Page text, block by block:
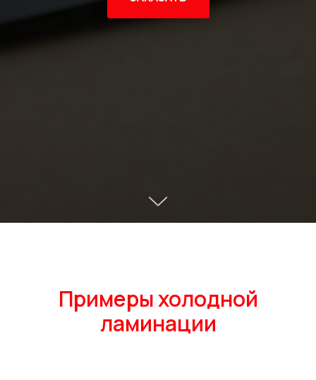
Примеры холодной
ламинации